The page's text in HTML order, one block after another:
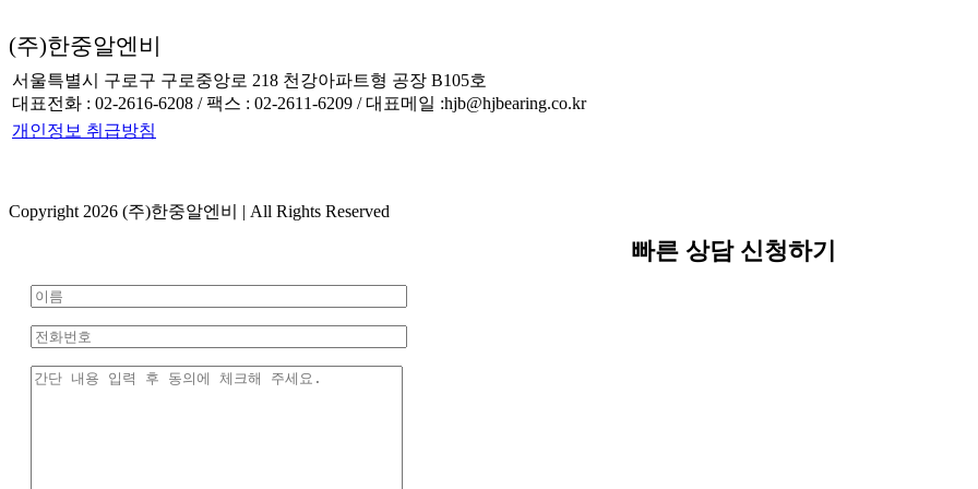
(주)한중알엔비
서울특별시 구로구 구로중앙로 218 천강아파트형 공장 B105호
대표전화 : 02-2616-6208 / 팩스 : 02-2611-6209 / 대표메일 :hjb@hjbearing.co.kr
개인정보 취급방침
Copyright 2026 (주)한중알엔비 | All Rights Reserved
Bar
Area
빠른 상담 신청하기